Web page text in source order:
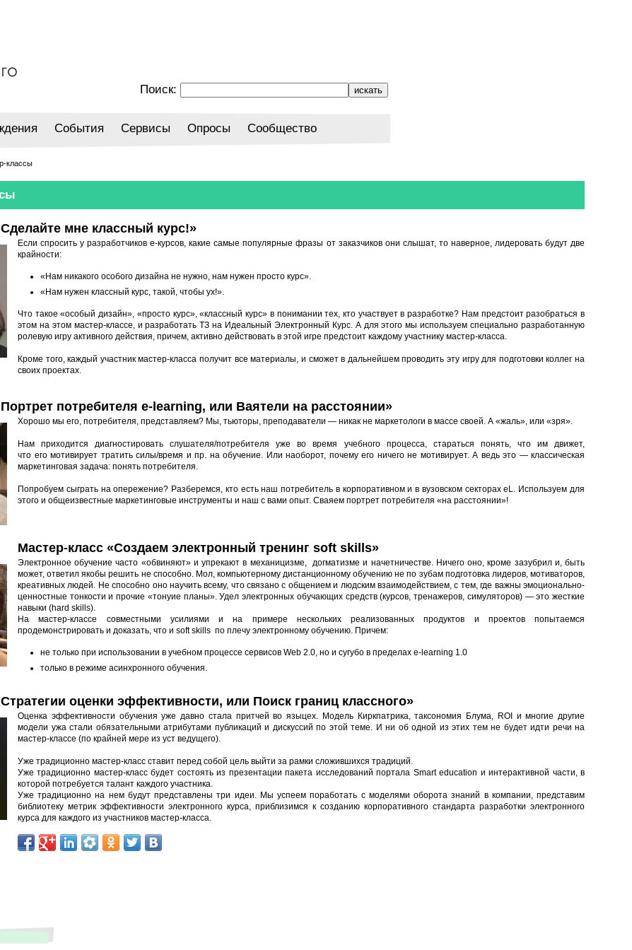
Поиск:
События Сервисы Опросы Сообщество
классы
мне классный курс!»
Если спросить у разработчиков е-курсов, какие самые популярные фразы от заказчиков они слышат, то наверное, лидеровать будут две
крайности:
«Нам никакого особого дизайна не нужно, нам нужен просто курс».
«Нам нужен классный курс, такой, чтобы ух!».
Что такое «особый дизайн», «просто курс», «классный курс» в понимании тех, кто участвует в разработке? Нам предстоит разобраться в
этом на этом мастер-классе, и разработать ТЗ на Идеальный Электронный Курс. А для этого мы используем специально разработанную
ролевую игру активного действия, причем, активно действовать в этой игре предстоит каждому участнику мастер-класса.
Кроме того, каждый участник мастер-класса получит все материалы, и сможет в дальнейшем проводить эту игру для подготовки коллег на
своих проектах.
потребителя e-learning, или Ваятели на расстоянии»
Хорошо мы его, потребителя, представляем? Мы, тьюторы, преподаватели — никак не маркетологи в массе своей. А «жаль», или «зря».
Нам приходится диагностировать слушателя/потребителя уже во время учебного процесса, стараться понять, что им движет,
что его мотивирует тратить силы/время и пр. на обучение. Или наоборот, почему его ничего не мотивирует. А ведь это —классическая
маркетинговая задача: понять потребителя.
Попробуем сыграть на опережение? Разберемся, кто есть наш потребитель в корпоративном и в вузовском секторах eL. Используем для
этого и общеизвестные маркетинговые инструменты и наш с вами опыт. Сваяем портрет потребителя «на расстоянии»!
Мастер-класс «Создаем электронный тренинг soft skills»
Электронное обучение часто «обвиняют» и упрекают в механицизме, догматизме и начетничестве. Ничего оно, кроме зазубрил и, быть
может, ответил якобы решить не способно. Мол, компьютерному дистанционному обучению не по зубам подготовка лидеров, мотиваторов,
креативных людей. Не способно оно научить всему, что связано с общением и людским взаимодействием, с тем, где важны эмоционально-
ценностные тонкости и прочие «тонуие планы». Удел электронных обучающих средств (курсов, тренажеров, симуляторов)—это жесткие
навыки (hard skills).
На мастер-классе совместными усилиями и на примере нескольких реализованных продуктов и проектов попытаемся
продемонстрировать и доказать, что и soft skills по плечу электронному обучению. Причем:
не только при использовании в учебном процессе сервисов Web 2.0, но и сугубо в пределах e-learning 1.0
только в режиме асинхронного обучения.
оценки эффективности, или Поиск границ классного»
Оценка эффективности обучения уже давно стала притчей во языцех. Модель Киркпатрика, таксономия Блума, ROI и многие другие
модели ужа стали обязательными атрибутами публикаций и дискуссий по этой теме. И ни об одной из этих тем не будет идти речи на
мастер-классе (по крайней мере из уст ведущего).
Уже традиционно мастер-класс ставит перед собой цель выйти за рамки сложившихся традиций.
Уже традиционно мастер-класс будет состоять из презентации пакета исследований портала Smart education и интерактивной части, в
которой потребуется талант каждого участника.
Уже традиционно на нем будут представлены три идеи. Мы успеем поработать с моделями оборота знаний в компании, представим
библиотеку метрик эффективности электронного курса, приблизимся к созданию корпоративного стандарта разработки электронного
курса для каждого из участников мастер-класса.